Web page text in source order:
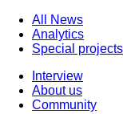
All News
Analytics
Special projects
Interview
About us
Community